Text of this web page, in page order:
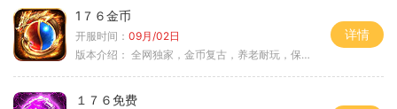
1７６金币
开服时间： 09月/02日
版本介绍： 全网独家，金币复古，养老耐玩，保底回収
详情
１７６免费